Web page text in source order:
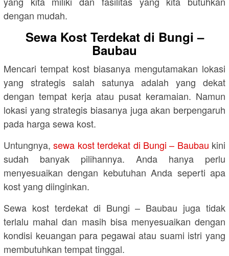
dengan mudah.
Sewa Kost Terdekat di Bungi –
Baubau
Mencari tempat kost biasanya mengutamakan lokasi
yang strategis salah satunya adalah yang dekat
dengan tempat kerja atau pusat keramaian. Namun
lokasi yang strategis biasanya juga akan berpengaruh
pada harga sewa kost.
Untungnya,sewa kost terdekat di Bungi – Baubau kini
sudah banyak pilihannya. Anda hanya perlu
menyesuaikan dengan kebutuhan Anda seperti apa
kost yang diinginkan.
Sewa kost terdekat di Bungi – Baubau juga tidak
terlalu mahal dan masih bisa menyesuaikan dengan
kondisi keuangan para pegawai atau suami istri yang
membutuhkan tempat tinggal.